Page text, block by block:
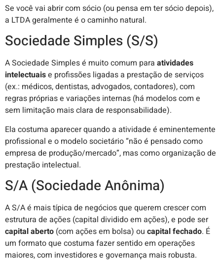
Se você vai abrir com sócio (ou pensa em ter sócio depois),
a LTDA geralmente é o caminho natural.
Sociedade Simples (S/S)
A Sociedade Simples é muito comum para atividades
intelectuaise profissões ligadas a prestação de serviços
(ex.: médicos, dentistas, advogados, contadores), com
regras próprias e variações internas (há modelos com e
sem limitação mais clara de responsabilidade).
Ela costuma aparecer quando a atividade é eminentemente
profissional e o modelo societário “não é pensado como
empresa de produção/mercado”, mas como organização de
prestação intelectual.
S/A (Sociedade Anônima)
A S/A é mais típica de negócios que querem crescer com
estrutura de ações (capital dividido em ações), e pode ser
capital aberto (com ações em bolsa) ou capital fechado. É
um formato que costuma fazer sentido em operações
maiores, com investidores e governança mais robusta.